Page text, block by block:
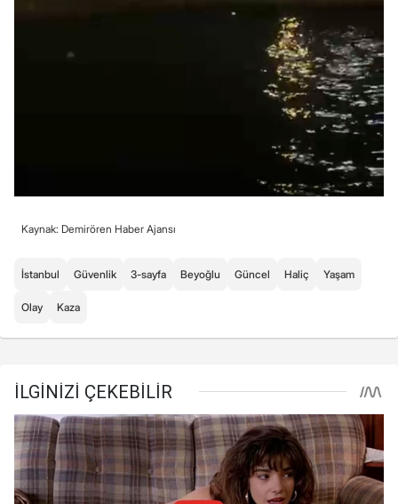
Kaynak: Demirören Haber Ajansı
İstanbul Güvenlik 3-sayfa Beyoğlu Güncel Haliç Yaşam
Olay Kaza